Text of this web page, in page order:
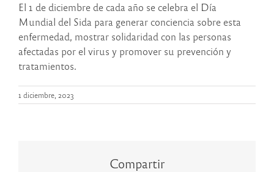
El 1 de diciembre de cada año se celebra el Día
Mundial del Sida para generar conciencia sobre esta
enfermedad, mostrar solidaridad con las personas
afectadas por el virus y promover su prevención y
tratamientos.
1 diciembre, 2023
Compartir